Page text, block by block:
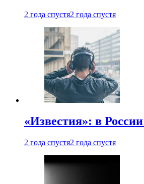
2 года спустя2 года спустя
«Известия»: в
2 года спустя2 года спустя